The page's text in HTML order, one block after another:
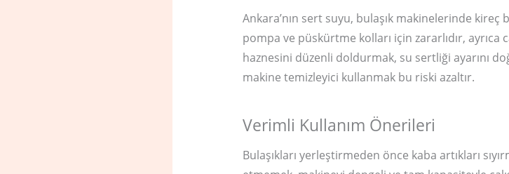
Ankara’nın sert suyu, bulaşık makinelerinde kireç
pompa ve püskürtme kolları için zararlıdır, ayrıca
haznesini düzenli doldurmak, su sertliği ayarını
makine temizleyici kullanmak bu riski azaltır.
Verimli Kullanım Önerileri
Bulaşıkları yerleştirmeden önce kaba artıkları